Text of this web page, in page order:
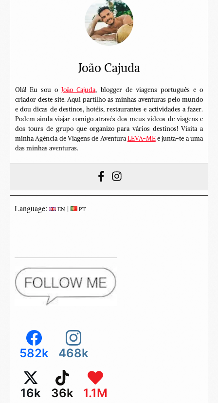
João Cajuda
Olá! Eu sou oJoão Cajuda, blogger de viagens português e o
criador deste site. Aqui partilho as minhas aventuras pelo mundo
e dou dicas de destinos, hotéis, restaurantes e actividades a fazer.
Podem ainda viajar comigo através dos meus vídeos de viagens e
dos tours de grupo que organizo para vários destinos! Visita a
minha Agência de Viagens de AventuraLEVA-MEe junta-te a uma
das minhas aventuras.
Language: EN | PT
582k 468k
16k 36k 1.1M